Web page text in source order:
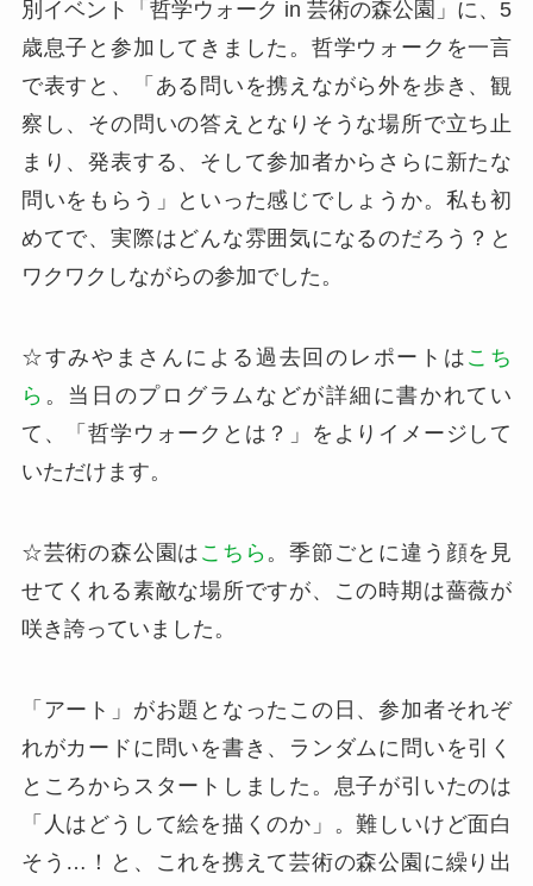
別イベント「哲学ウォーク in 芸術の森公園」に、5
歳息子と参加してきました。哲学ウォークを一言
で表すと、「ある問いを携えながら外を歩き、観
察し、その問いの答えとなりそうな場所で立ち止
まり、発表する、そして参加者からさらに新たな
問いをもらう」といった感じでしょうか。私も初
めてで、実際はどんな雰囲気になるのだろう？と
ワクワクしながらの参加でした。
☆すみやまさんによる過去回のレポートは こち
ら 。当日のプログラムなどが詳細に書かれてい
て、「哲学ウォークとは？」をよりイメージして
いただけます。
☆芸術の森公園は こちら。季節ごとに違う顔を見
せてくれる素敵な場所ですが、この時期は薔薇が
咲き誇っていました。
「アート」がお題となったこの日、参加者それぞ
れがカードに問いを書き、ランダムに問いを引く
ところからスタートしました。息子が引いたのは
「人はどうして絵を描くのか」。難しいけど面白
そう…！と、これを携えて芸術の森公園に繰り出